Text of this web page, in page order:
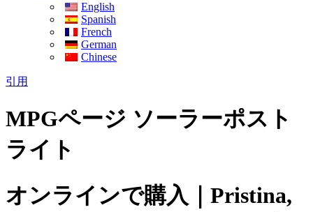
English
Spanish
French
German
Chinese
引用
MPGページ ソーラーポスト
ライト
オンラインで購入｜Pristina,